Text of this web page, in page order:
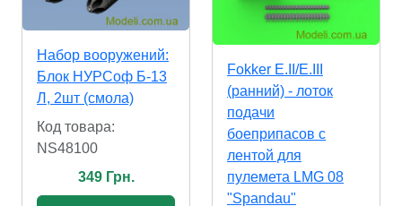
Набор вооружений:
Блок НУРСоф Б-13
Л, 2шт (смола)
Код товара:
NS48100
349 Грн.
Fokker E.II/E.III
(ранний) - лоток
подачи
боеприпасов с
лентой для
пулемета LMG 08
"Spandau"